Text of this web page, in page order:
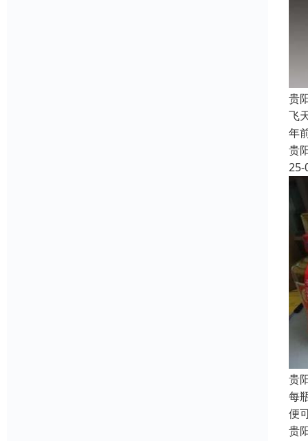
贵
飞
年
贵
25-
贵
每
便
贵